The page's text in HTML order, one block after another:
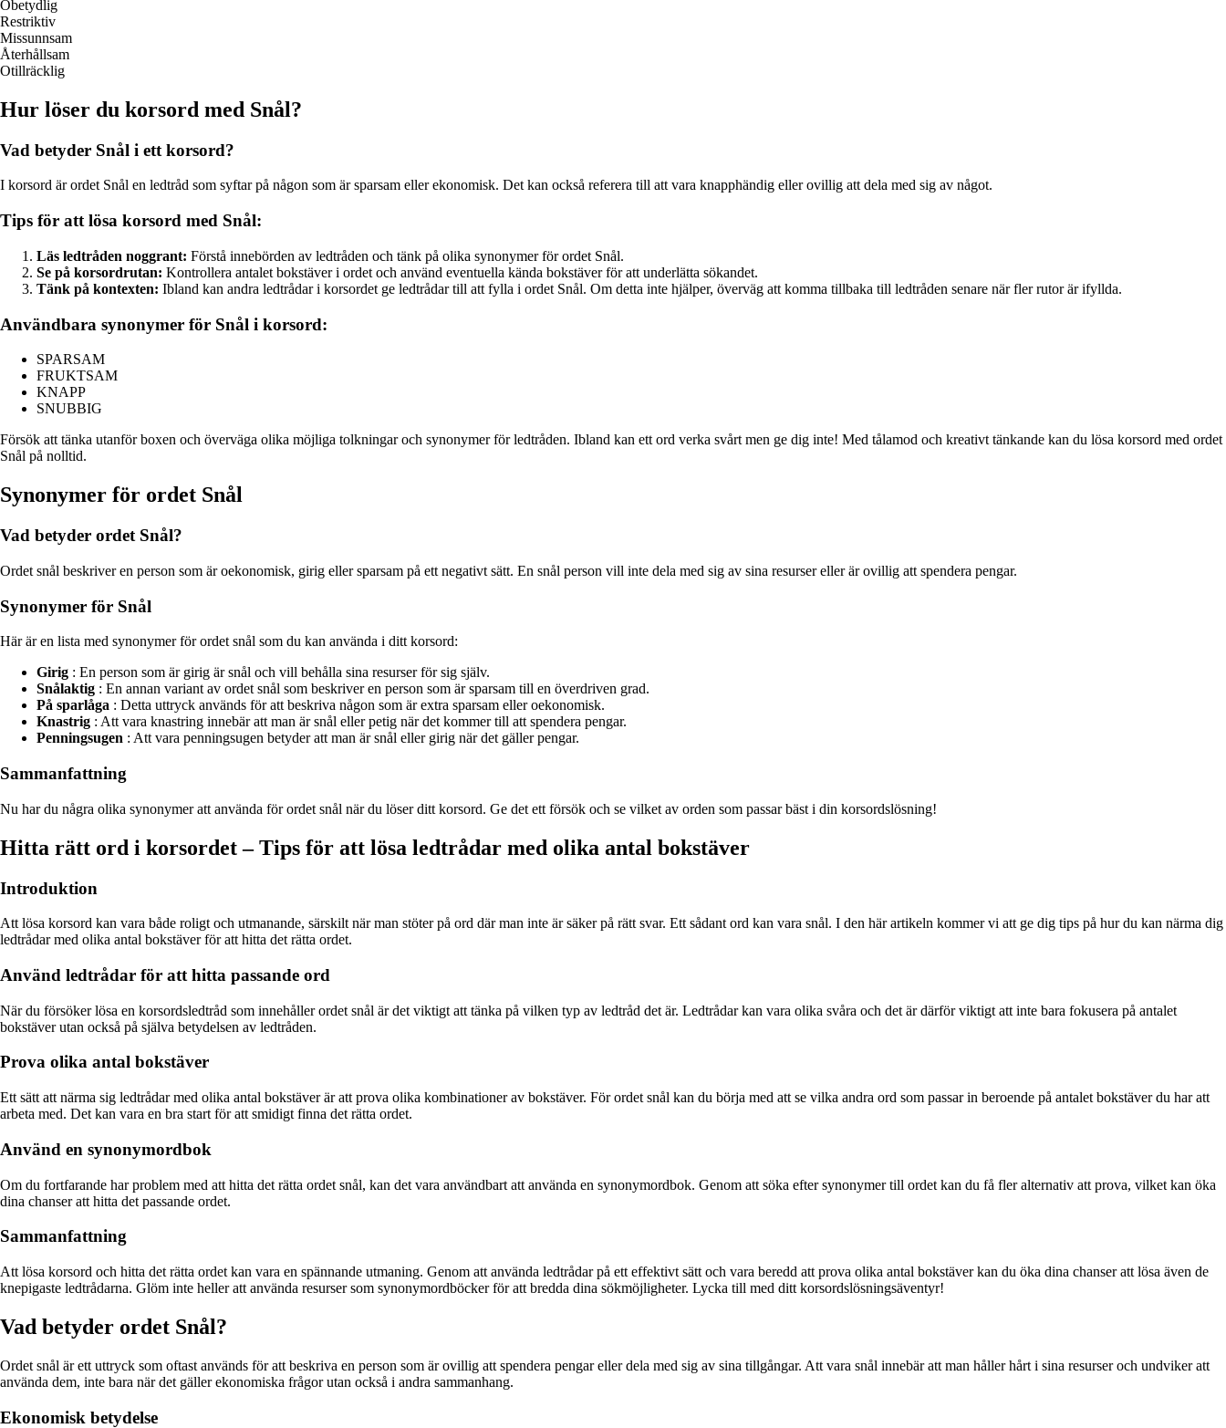
Obetydlig
Restriktiv
Missunnsam
Återhållsam
Otillräcklig
Hur löser du korsord med Snål?
Vad betyder Snål i ett korsord?
I korsord är ordet Snål en ledtråd som syftar på någon som är sparsam eller ekonomisk. Det kan också referera till att vara knapphändig eller ovillig att dela med sig av något.
Tips för att lösa korsord med Snål:
Läs ledtråden noggrant: Förstå innebörden av ledtråden och tänk på olika synonymer för ordet Snål.
Se på korsordrutan: Kontrollera antalet bokstäver i ordet och använd eventuella kända bokstäver för att underlätta sökandet.
Tänk på kontexten: Ibland kan andra ledtrådar i korsordet ge ledtrådar till att fylla i ordet Snål. Om detta inte hjälper, överväg att komma tillbaka till ledtråden senare när fler rutor är ifyllda.
Användbara synonymer för Snål i korsord:
SPARSAM
FRUKTSAM
KNAPP
SNUBBIG
Försök att tänka utanför boxen och överväga olika möjliga tolkningar och synonymer för ledtråden. Ibland kan ett ord verka svårt men ge dig inte! Med tålamod och kreativt tänkande kan du lösa korsord med ordet
Snål på nolltid.
Synonymer för ordet Snål
Vad betyder ordet Snål?
Ordet snål beskriver en person som är oekonomisk, girig eller sparsam på ett negativt sätt. En snål person vill inte dela med sig av sina resurser eller är ovillig att spendera pengar.
Synonymer för Snål
Här är en lista med synonymer för ordet snål som du kan använda i ditt korsord:
Girig : En person som är girig är snål och vill behålla sina resurser för sig själv.
Snålaktig : En annan variant av ordet snål som beskriver en person som är sparsam till en överdriven grad.
På sparlåga : Detta uttryck används för att beskriva någon som är extra sparsam eller oekonomisk.
Knastrig : Att vara knastring innebär att man är snål eller petig när det kommer till att spendera pengar.
Penningsugen : Att vara penningsugen betyder att man är snål eller girig när det gäller pengar.
Sammanfattning
Nu har du några olika synonymer att använda för ordet snål när du löser ditt korsord. Ge det ett försök och se vilket av orden som passar bäst i din korsordslösning!
Hitta rätt ord i korsordet – Tips för att lösa ledtrådar med olika antal bokstäver
Introduktion
Att lösa korsord kan vara både roligt och utmanande, särskilt när man stöter på ord där man inte är säker på rätt svar. Ett sådant ord kan vara snål. I den här artikeln kommer vi att ge dig tips på hur du kan närma dig
ledtrådar med olika antal bokstäver för att hitta det rätta ordet.
Använd ledtrådar för att hitta passande ord
När du försöker lösa en korsordsledtråd som innehåller ordet snål är det viktigt att tänka på vilken typ av ledtråd det är. Ledtrådar kan vara olika svåra och det är därför viktigt att inte bara fokusera på antalet
bokstäver utan också på själva betydelsen av ledtråden.
Prova olika antal bokstäver
Ett sätt att närma sig ledtrådar med olika antal bokstäver är att prova olika kombinationer av bokstäver. För ordet snål kan du börja med att se vilka andra ord som passar in beroende på antalet bokstäver du har att
arbeta med. Det kan vara en bra start för att smidigt finna det rätta ordet.
Använd en synonymordbok
Om du fortfarande har problem med att hitta det rätta ordet snål, kan det vara användbart att använda en synonymordbok. Genom att söka efter synonymer till ordet kan du få fler alternativ att prova, vilket kan öka
dina chanser att hitta det passande ordet.
Sammanfattning
Att lösa korsord och hitta det rätta ordet kan vara en spännande utmaning. Genom att använda ledtrådar på ett effektivt sätt och vara beredd att prova olika antal bokstäver kan du öka dina chanser att lösa även de
knepigaste ledtrådarna. Glöm inte heller att använda resurser som synonymordböcker för att bredda dina sökmöjligheter. Lycka till med ditt korsordslösningsäventyr!
Vad betyder ordet Snål?
Ordet snål är ett uttryck som oftast används för att beskriva en person som är ovillig att spendera pengar eller dela med sig av sina tillgångar. Att vara snål innebär att man håller hårt i sina resurser och undviker att
använda dem, inte bara när det gäller ekonomiska frågor utan också i andra sammanhang.
Ekonomisk betydelse